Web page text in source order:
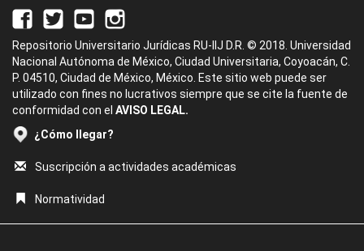
Repositorio Universitario Jurídicas RU-IIJ D.R. © 2018. Universidad
Nacional Autónoma de México, Ciudad Universitaria, Coyoacán, C.
P. 04510, Ciudad de México, México. Este sitio web puede ser
utilizado con fines no lucrativos siempre que se cite la fuente de
conformidad con el AVISO LEGAL.
¿Cómo llegar?
Suscripción a actividades académicas
Normatividad